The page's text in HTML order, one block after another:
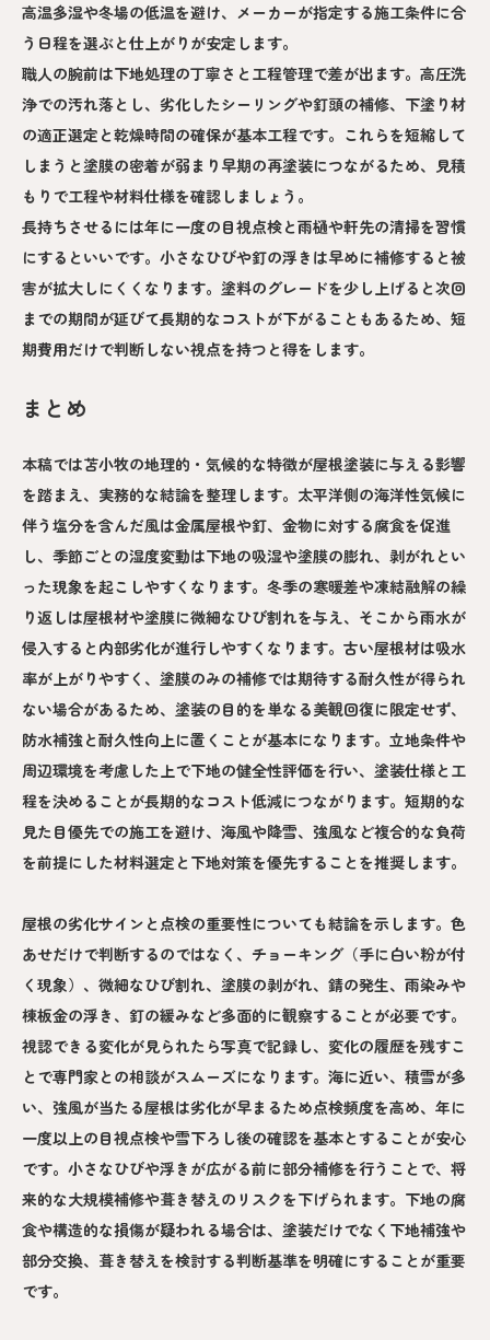
高温多湿や冬場の低温を避け、メーカーが指定する施工条件に合
う日程を選ぶと仕上がりが安定します。
職人の腕前は下地処理の丁寧さと工程管理で差が出ます。高圧洗
浄での汚れ落とし、劣化したシーリングや釘頭の補修、下塗り材
の適正選定と乾燥時間の確保が基本工程です。これらを短縮して
しまうと塗膜の密着が弱まり早期の再塗装につながるため、見積
もりで工程や材料仕様を確認しましょう。
長持ちさせるには年に一度の目視点検と雨樋や軒先の清掃を習慣
にするといいです。小さなひびや釘の浮きは早めに補修すると被
害が拡大しにくくなります。塗料のグレードを少し上げると次回
までの期間が延びて長期的なコストが下がることもあるため、短
期費用だけで判断しない視点を持つと得をします。
まとめ
本稿では苫小牧の地理的・気候的な特徴が屋根塗装に与える影響
を踏まえ、実務的な結論を整理します。太平洋側の海洋性気候に
伴う塩分を含んだ風は金属屋根や釘、金物に対する腐食を促進
し、季節ごとの湿度変動は下地の吸湿や塗膜の膨れ、剥がれとい
った現象を起こしやすくなります。冬季の寒暖差や凍結融解の繰
り返しは屋根材や塗膜に微細なひび割れを与え、そこから雨水が
侵入すると内部劣化が進行しやすくなります。古い屋根材は吸水
率が上がりやすく、塗膜のみの補修では期待する耐久性が得られ
ない場合があるため、塗装の目的を単なる美観回復に限定せず、
防水補強と耐久性向上に置くことが基本になります。立地条件や
周辺環境を考慮した上で下地の健全性評価を行い、塗装仕様と工
程を決めることが長期的なコスト低減につながります。短期的な
見た目優先での施工を避け、海風や降雪、強風など複合的な負荷
を前提にした材料選定と下地対策を優先することを推奨します。
屋根の劣化サインと点検の重要性についても結論を示します。色
あせだけで判断するのではなく、チョーキング（手に白い粉が付
く現象）、微細なひび割れ、塗膜の剥がれ、錆の発生、雨染みや
棟板金の浮き、釘の緩みなど多面的に観察することが必要です。
視認できる変化が見られたら写真で記録し、変化の履歴を残すこ
とで専門家との相談がスムーズになります。海に近い、積雪が多
い、強風が当たる屋根は劣化が早まるため点検頻度を高め、年に
一度以上の目視点検や雪下ろし後の確認を基本とすることが安心
です。小さなひびや浮きが広がる前に部分補修を行うことで、将
来的な大規模補修や葺き替えのリスクを下げられます。下地の腐
食や構造的な損傷が疑われる場合は、塗装だけでなく下地補強や
部分交換、葺き替えを検討する判断基準を明確にすることが重要
です。